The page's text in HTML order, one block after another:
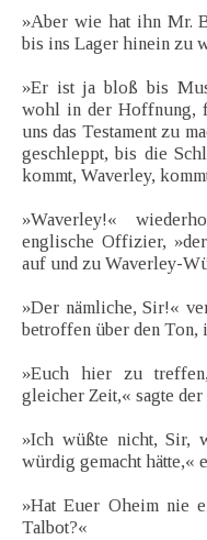
»Aber wie hat ihn Mr.
bis ins Lager hinein zu
»Er ist ja bloß bis
wohl in der Hoffnung,
uns das Testament zu
geschleppt, bis die
kommt, Waverley,
»Waverley!«
englische Offizier,
auf und zu Waverley-
»Der nämliche, Sir!«
betroffen über den Ton,
»Euch hier zu
gleicher Zeit,« sagte der
»Ich wüßte nicht, Sir,
würdig gemacht hätte,«
»Hat Euer Oheim nie
Talbot?«